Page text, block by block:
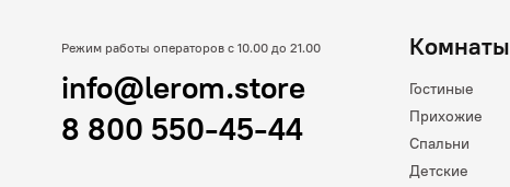
Режим работы операторов с 10.00 до 21.00
info@lerom.store
8 800 550-45-44
Комнаты
Гостиные
Прихожие
Спальни
Детские